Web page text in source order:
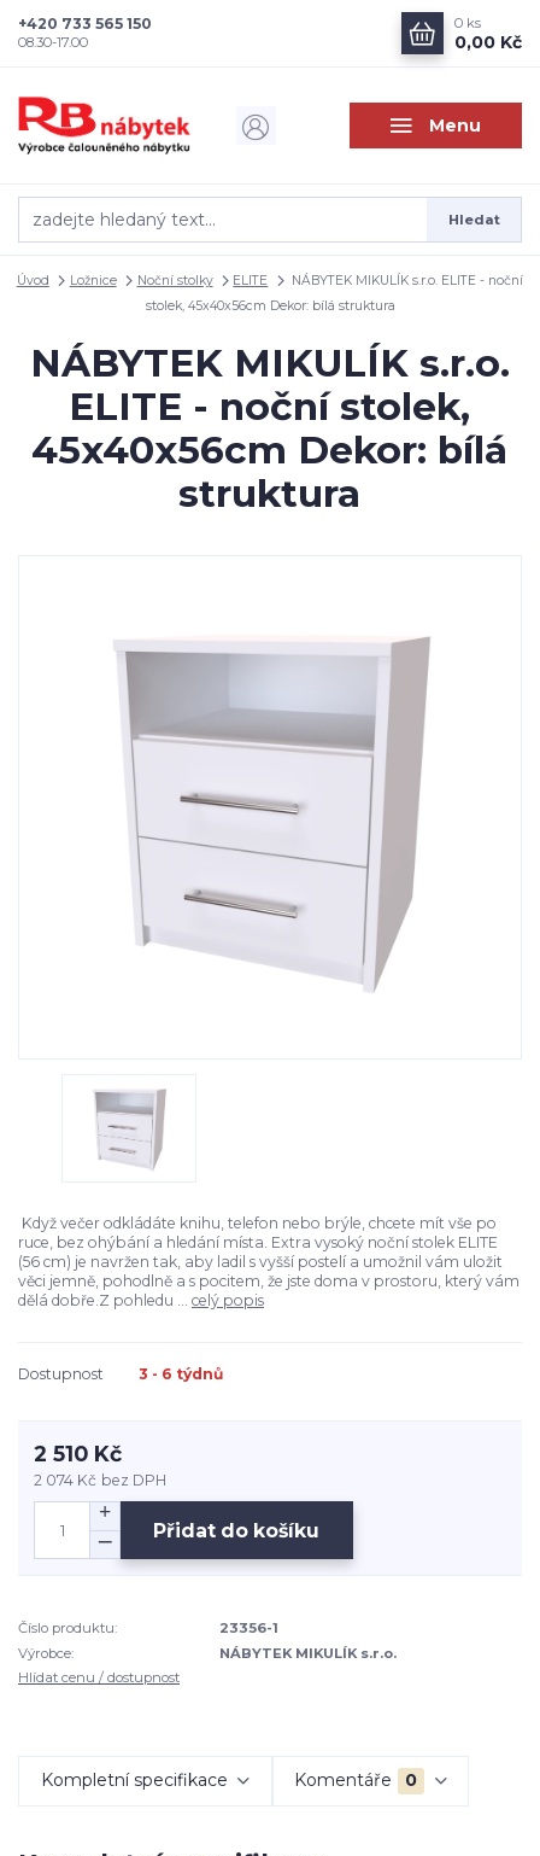
Menu
Hledat
+420 733 565 150
08.30-17.00
0 ks
0,00 Kč
Úvod Ložnice Noční stolky ELITE
NÁBYTEK MIKULÍK s.r.o. ELITE - noční
stolek, 45x40x56cm Dekor: bílá struktura
NÁBYTEK MIKULÍK s.r.o.
ELITE - noční stolek,
45x40x56cm Dekor: bílá
struktura
Když večer odkládáte knihu, telefon nebo brýle, chcete mít vše po
ruce, bez ohýbání a hledání místa. Extra vysoký noční stolek ELITE
(56 cm) je navržen tak, aby ladil s vyšší postelí a umožnil vám uložit
věci jemně, pohodlně a s pocitem, že jste doma v prostoru, který vám
dělá dobře.Z pohledu ... celý popis
Dostupnost 3 - 6 týdnů
2 510 Kč
2 074 Kč bez DPH
Přidat do košíku
Číslo produktu:
23356-1
Výrobce:
NÁBYTEK MIKULÍK s.r.o.
Hlídat cenu / dostupnost
Kompletní specifikace Komentáře 0